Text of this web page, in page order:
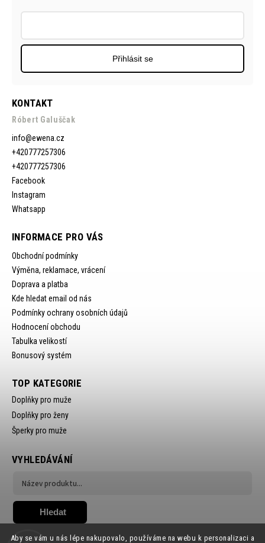
Aby se vám u nás lépe nakupovalo, používáme na webu k personalizaci a
KONTAKT
Róbert Galuščak
info@ewena.cz
+420777257306
+420777257306
Facebook
Instagram
Whatsapp
INFORMACE PRO VÁS
Obchodní podmínky
Výměna, reklamace, vrácení
Doprava a platba
Kde hledat email od nás
Podmínky ochrany osobních údajů
Hodnocení obchodu
Tabulka velikostí
Bonusový systém
Přihlásit se
TOP KATEGORIE
Doplňky pro muže
Doplňky pro ženy
Šperky pro muže
VYHLEDÁVÁNÍ
Hledat